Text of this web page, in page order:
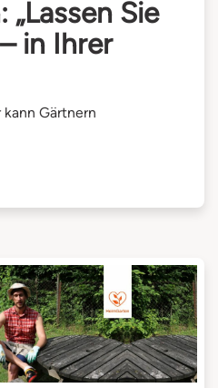
„Lassen Sie
in Ihrer
Gärtnern